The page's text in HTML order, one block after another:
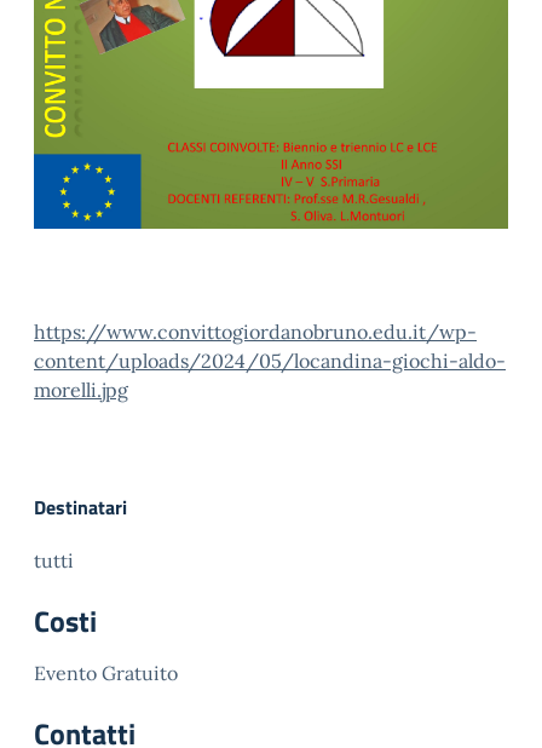
https://www.convittogiordanobruno.edu.it/wp-
content/uploads/2024/05/locandina-giochi-aldo-
morelli.jpg
Destinatari
tutti
Costi
Evento Gratuito
Contatti